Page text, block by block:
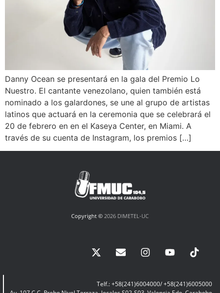
Danny Ocean se presentará en la gala del Premio Lo
Nuestro. El cantante venezolano, quien también está
nominado a los galardones, se une al grupo de artistas
latinos que actuará en la ceremonia que se celebrará el
20 de febrero en en el Kaseya Center, en Miami. A
través de su cuenta de Instagram, los premios […]
Copyright © 2026 DIMETEL-UC
Telf.: +58(241)6004000/ +58(241)6005000